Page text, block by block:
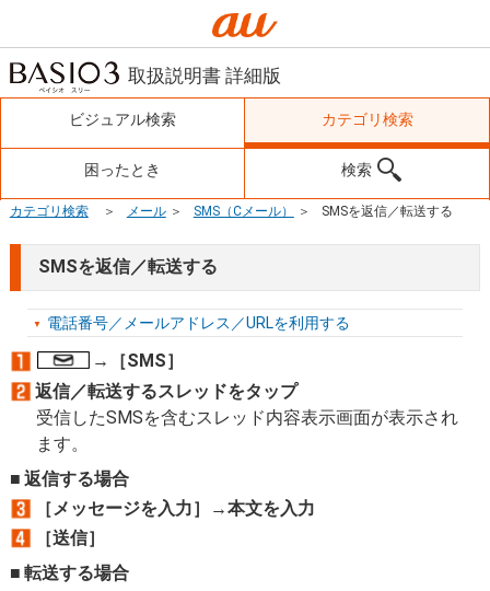
取扱説明書 詳細版
ビジュアル検索 カテゴリ検索
困ったとき 検索
カテゴリ検索 メール SMS（Cメール） SMSを返信／転送する
SMSを返信／転送する
電話番号／メールアドレス／URLを利用する
→［SMS］
返信／転送するスレッドをタップ
受信したSMSを含むスレッド内容表示画面が表示され
ます。
返信する場合
［メッセージを入力］→本文を入力
［送信］
転送する場合